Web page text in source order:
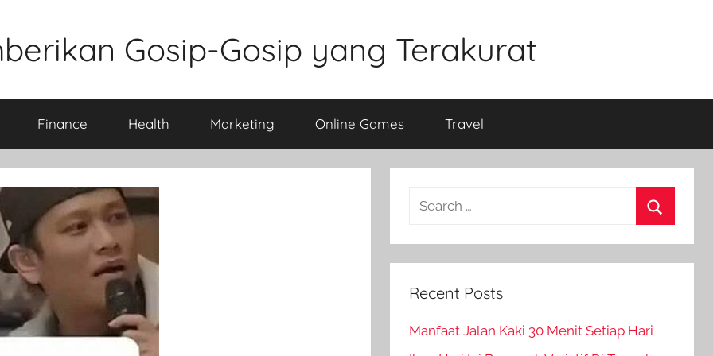
Gosip-Gosip yang Terakurat
Finance Health Marketing Online Games Travel
Search
Recent Posts
Manfaat Jalan Kaki 30 Menit Setiap Hari